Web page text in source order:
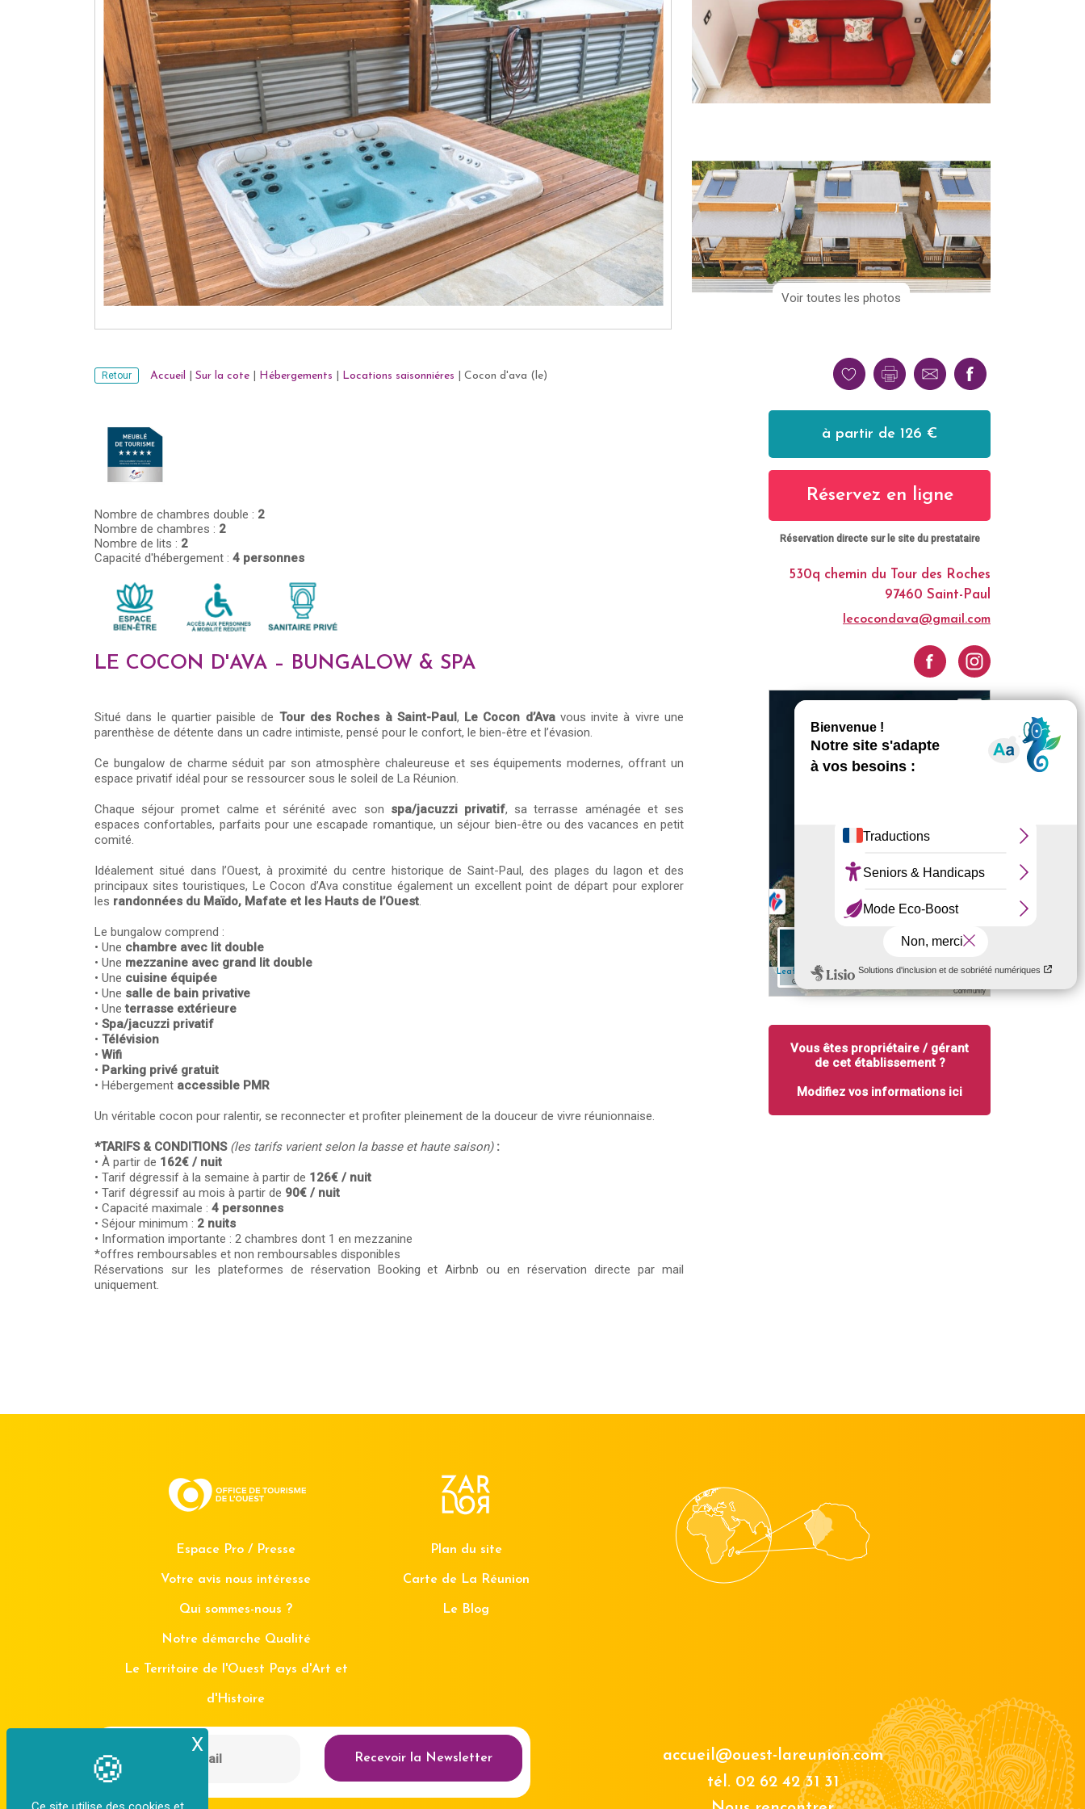
X Masquer le bandeau des cookies
Voir toutes les photos
Voir toutes les photos
Retour Accueil Sur la cote Hébergements Locations saisonniéres Cocon d'ava (le)
Nombre de chambres double : 2
Nombre de chambres : 2
Nombre de lits : 2
Capacité d'hébergement : 4 personnes
LE COCON D'AVA – BUNGALOW & SPA
Situé dans le quartier paisible de Tour des Roches à Saint-Paul, Le Cocon d’Avavous invite à vivre une
parenthèse de détente dans un cadre intimiste, pensé pour le confort, le bien-être et l’évasion.
Ce bungalow de charme séduit par son atmosphère chaleureuse et ses équipements modernes, offrant un
espace privatif idéal pour se ressourcer sous le soleil de La Réunion.
Chaque séjour promet calme et sérénité avec son spa/jacuzzi privatif, sa terrasse aménagée et ses
espaces confortables, parfaits pour une escapade romantique, un séjour bien-être ou des vacances en petit
comité.
Idéalement situé dans l’Ouest, à proximité du centre historique de Saint-Paul, des plages du lagon et des
principaux sites touristiques, Le Cocon d’Ava constitue également un excellent point de départ pour explorer
les randonnées du Maïdo, Mafate et les Hauts de l’Ouest.
Le bungalow comprend :
• Une chambre avec lit double
• Une mezzanine avec grand lit double
• Une cuisine équipée
• Une salle de bain privative
• Uneterrasse extérieure
• Spa/jacuzzi privatif
• Télévision
• Wifi
• Parking privé gratuit
• Hébergement accessible PMR
Un véritable cocon pour ralentir, se reconnecter et profiter pleinement de la douceur de vivre réunionnaise.
*TARIFS & CONDITIONS (les tarifs varient selon la basse et haute saison):
• À partir de 162€ / nuit
• Tarif dégressif à la semaine à partir de 126€ / nuit
• Tarif dégressif au mois à partir de 90€ / nuit
• Capacité maximale : 4 personnes
• Séjour minimum : 2 nuits
• Information importante : 2 chambres dont 1 en mezzanine
*offres remboursables et non remboursables disponibles
Réservations sur les plateformes de réservation Booking et Airbnb ou en réservation directe par mail
uniquement.
à partir de 126 €
Réservez en ligne
Réservation directe sur le site du prestataire
530q chemin du Tour des Roches
97460 Saint-Paul
lecocondava@gmail.com
−
Leaflet
| Map data: ©Esri— Source: Esri, i-cubed, USDA, USGS, AEX,
GeoEye, Getmapping, Aerogrid, IGN, IGP, UPR-EGP, and the GIS User
Community
Vous êtes propriétaire / gérant
de cet établissement ?
Modifiez vos informations ici
Espace Pro / Presse
Votre avis nous intéresse
Qui sommes-nous ?
Notre démarche Qualité
Le Territoire de l'Ouest Pays d'Art et
d'Histoire
Plan du site
Carte de La Réunion
Le Blog
Recevoir la Newsletter
accueil@ouest-lareunion.com
tél. 02 62 42 31 31